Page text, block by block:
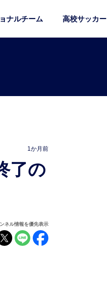
ナルチーム 高校サッカー
1か月前
ネル情報を優先表示